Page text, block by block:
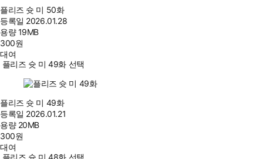
플리즈 슛 미 50화
등록일 2026.01.28
용량19MB
300원
대여
플리즈 슛 미 49화 선택
플리즈 슛 미 49화
등록일 2026.01.21
용량 20MB
300원
대여
플리즈 슛 미 48화 선택